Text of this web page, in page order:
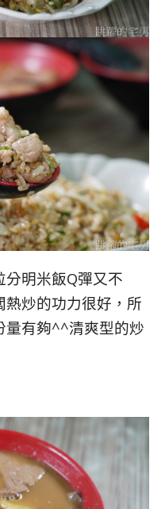
明米飯Q彈又不
炒的功力很好，所
量有夠^^清爽型的炒